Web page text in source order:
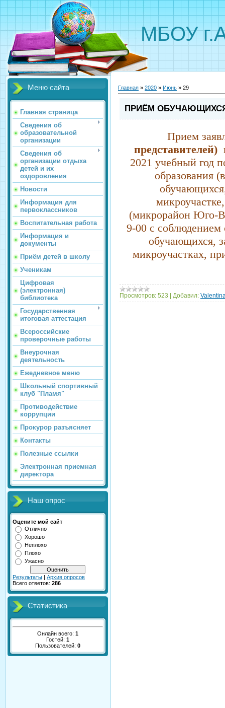
МБОУ
Меню сайта
Главная страница
Сведения об
образовательной
организации
Сведения об
организации отдыха
детей и их
оздоровления
Новости
Информация для
первоклассников
Воспитательная работа
Информация и
документы
Приём детей в школу
Ученикам
Цифровая
(электронная)
библиотека
Государственная
итоговая аттестация
Всероссийские
проверочные работы
Внеурочная
деятельность
Ежедневное меню
Школьный спортивный
клуб "Пламя"
Противодействие
коррупции
Прокурор разъясняет
Контакты
Полезные ссылки
Электронная приемная
директора
Наш опрос
Оцените мой сайт
Отлично
Хорошо
Неплохо
Плохо
Ужасно
Результаты | Архив опросов
Всего ответов: 286
Статистика
Онлайн всего: 1
Гостей: 1
Пользователей: 0
Главная » 2020 » Июнь » 29
ПРИЁМ
Прием
представителей)
2021 учебный год
образования
(микрорайон Юго-
9-00 с
обучающихся,
микроучастках,
Просмотров: 523 Добавил: